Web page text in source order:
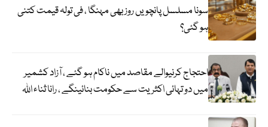
سونا مسلسل پانچویں روز بھی مہنگا ، فی تولہ قیمت کتنی
ہو گئی؟
احتجاج کرنیوالے مقاصد میں ناکام ہو گئے ، آزاد کشمیر
میں دو تہائی اکثریت سے حکومت بنائینگے ، رانا ثناء اللہ